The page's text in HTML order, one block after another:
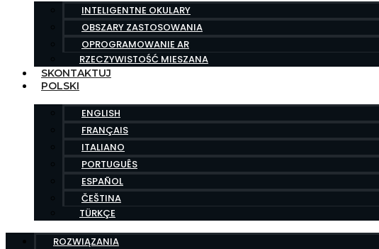
INTELIGENTNE OKULARY
OBSZARY ZASTOSOWANIA
OPROGRAMOWANIE AR
RZECZYWISTOŚĆ MIESZANA
SKONTAKTUJ
POLSKI
ENGLISH
FRANÇAIS
ITALIANO
PORTUGUÊS
ESPAÑOL
ČEŠTINA
TÜRKÇE
ROZWIĄZANIA